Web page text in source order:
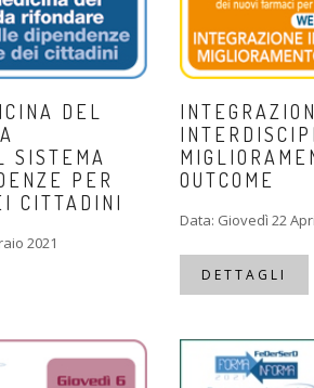
DEL
SISTEMA
PER
CITTADINI
2021
OUTCOME
Data: Giovedì 22
DETTAGLI